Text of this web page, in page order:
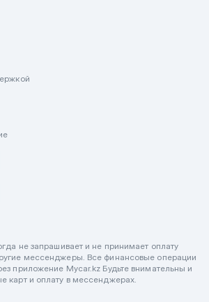
не запрашивает и не принимает оплату
мессенджеры. Все финансовые операции
приложение Mycar.kz Будьте внимательны и
карт и оплату в мессенджерах.